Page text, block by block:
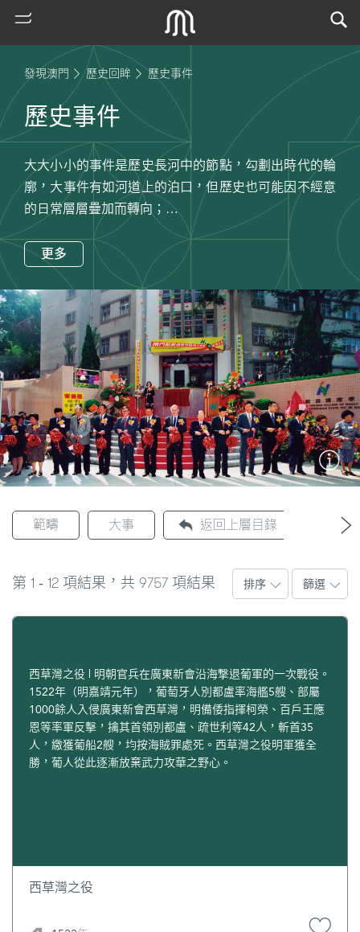
門
搜
索
古
地
圖
媽
閣
寺
廟
教
發現澳門 歷史回眸 歷史事件
歷史事件
大大小小的事件是歷史長河中的節點，勾劃出時代的輪
廓，大事件有如河道上的泊口，但歷史也可能因不經意
的日常層層疊加而轉向；
而事件的不同面向—政治法律、社會經濟及文化藝術，
相互交織成前人立體的生命歷程。
更多
範疇 大事 返回上層目錄
第 1 - 12 項結果，共 9757 項結果 排序 篩選
西草灣之役 | 明朝官兵在廣東新會沿海撃退葡軍的一次戰役。
1522年（明嘉靖元年），葡萄牙人別都盧率海艦5艘、部屬
1000餘人入侵廣東新會西草灣，明備倭指揮柯榮、百戶王應
恩等率軍反擊，擒其首領別都盧、疏世利等42人，斬首35
人，繳獲葡船2艘，均按海賊罪處死。西草灣之役明軍獲全
勝，葡人從此逐漸放棄武力攻華之野心。
西草灣之役